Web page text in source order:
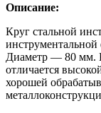
Описание:
Круг стальной
Диаметр — 80 мм.
отличается
хорошей